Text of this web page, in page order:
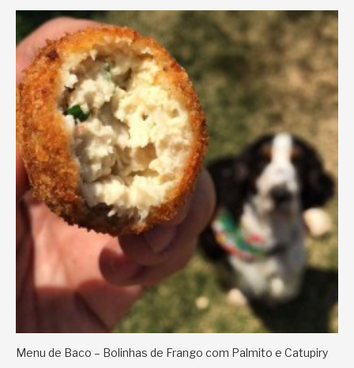
Menu de Baco – Bolinhas de Frango com Palmito e Catupiry